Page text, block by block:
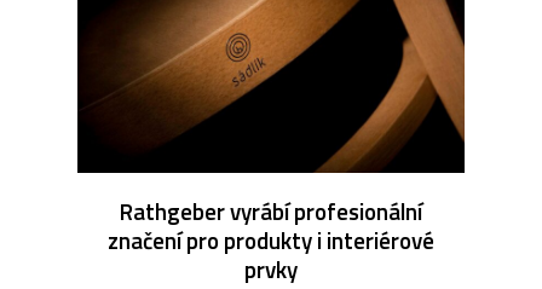
Rathgeber vyrábí profesionální
značení pro produkty i interiérové
prvky